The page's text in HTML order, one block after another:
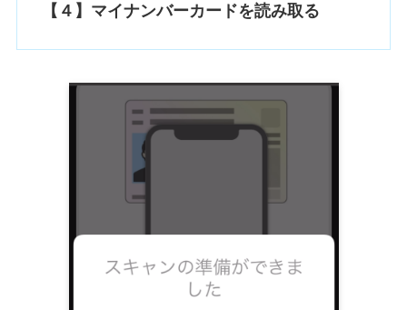
【４】マイナンバーカードを読み取る